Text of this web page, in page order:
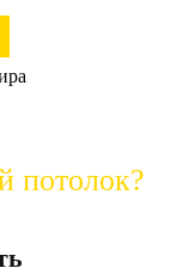
потолок?